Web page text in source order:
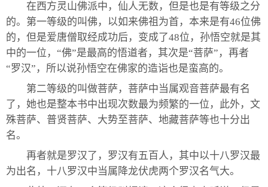
在西方灵山佛派中，仙人无数，但是也是有等级之分
的。第一等级的叫佛，以如来佛祖为首，本来是有46位佛
的，但是爱唐僧取经成功后，变成了48位，孙悟空就是其
中的一位，“佛”是最高的悟道者，其次是“菩萨”，再者
“罗汉”，所以说孙悟空在佛家的造诣也是蛮高的。
第二等级的叫做菩萨，菩萨中当属观音菩萨最有名
了，她也是整本书中出现次数最为频繁的一位，此外，文
殊菩萨、普贤菩萨、大势至菩萨、地藏菩萨等也十分出
名。
再者就是罗汉了，罗汉有五百人，其中以十八罗汉最
为出名，十八罗汉中当属降龙伏虎两个罗汉名气大。